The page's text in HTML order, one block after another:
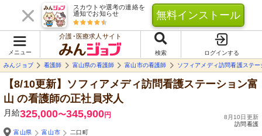
スカウトや選考の連絡を
通知でお知らせ
無料インストール
メニュー
介護･医療求人サイト
検索
ログインする
みんジョブ
看護師 富山県の看護師 富山市の看護師 ソフィアメディ訪問看護ステ
【8/10更新】ソフィアメディ訪問看護ステーション富
山 の看護師の正社員求人
月給325,000〜345,900円
8月10日更新
訪問看護
富山県
富山市 二口町